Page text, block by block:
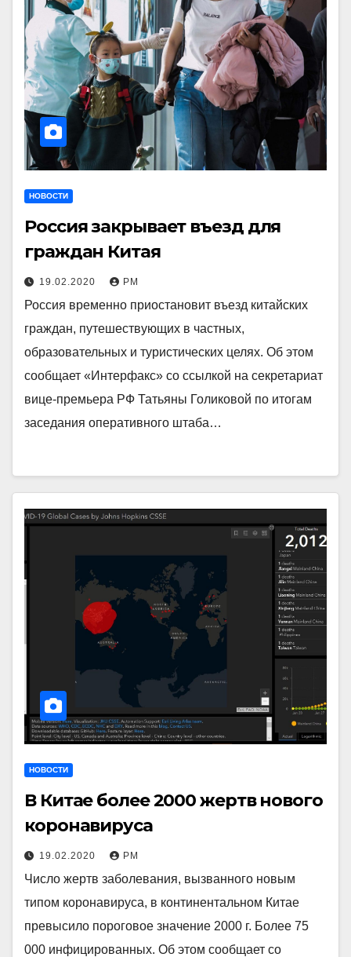
НОВОСТИ
Россия закрывает въезд для
граждан Китая
19.02.2020 РМ
Россия временно приостановит въезд китайских
граждан, путешествующих в частных,
образовательных и туристических целях. Об этом
сообщает «Интерфакс» со ссылкой на секретариат
вице-премьера РФ Татьяны Голиковой по итогам
заседания оперативного штаба…
НОВОСТИ
В Китае более 2000 жертв нового
коронавируса
19.02.2020 РМ
Число жертв заболевания, вызванного новым
типом коронавируса, в континентальном Китае
превысило пороговое значение 2000 г. Более 75
000 инфицированных. Об этом сообщает со